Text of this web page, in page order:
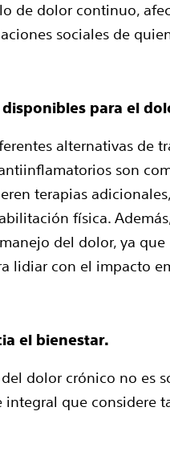
de dolor continuo,
sociales de
para el
alternativas de
son
terapias
física.
del dolor, ya
lidiar con el impacto
el bienestar.
dolor crónico no es
que considere